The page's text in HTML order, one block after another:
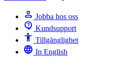
person Jobba hos oss
contact_support Kundsupport
Accessibility Tillgänglighet
language In English